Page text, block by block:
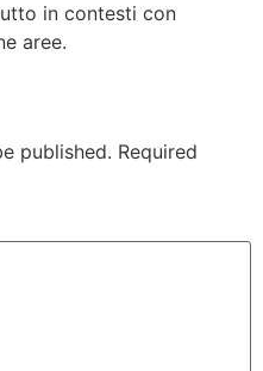
in contesti con
aree.
published. Required